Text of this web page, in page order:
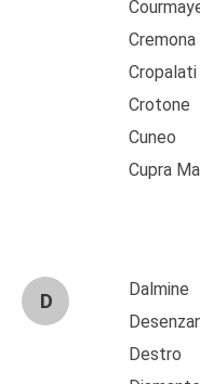
Cremona
Cropalati
Crotone
Cuneo
Cupra
D
Dalmine
Destro